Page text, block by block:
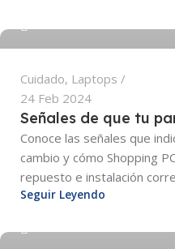
Cuidado, Laptops
24 Feb 2024
Señales de que tu
Conoce las señales que
cambio y cómo Shopping
repuesto e instalación
Seguir Leyendo
osuna.edwin@adtiva.co